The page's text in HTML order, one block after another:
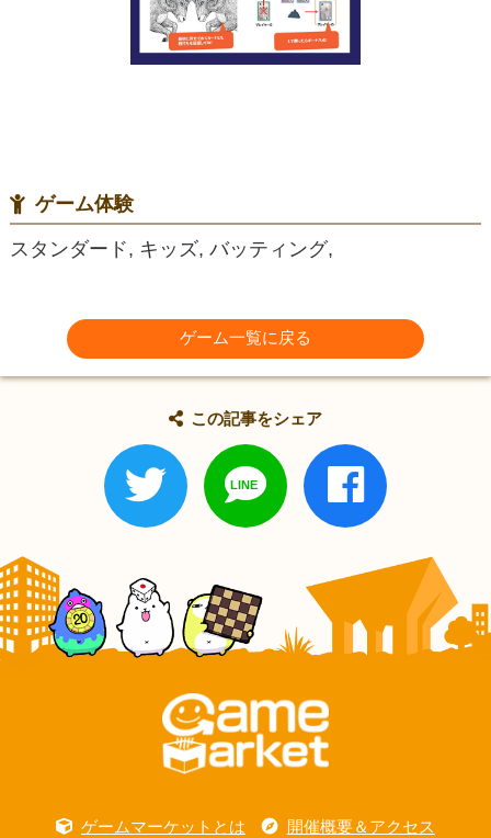
ゲーム体験
スタンダード, キッズ, バッティング,
ゲーム一覧に戻る
この記事をシェア
ゲームマーケットとは 開催概要＆アクセス